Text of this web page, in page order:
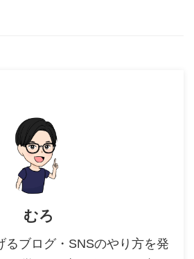
むろ
るブログ・SNSのやり方を発